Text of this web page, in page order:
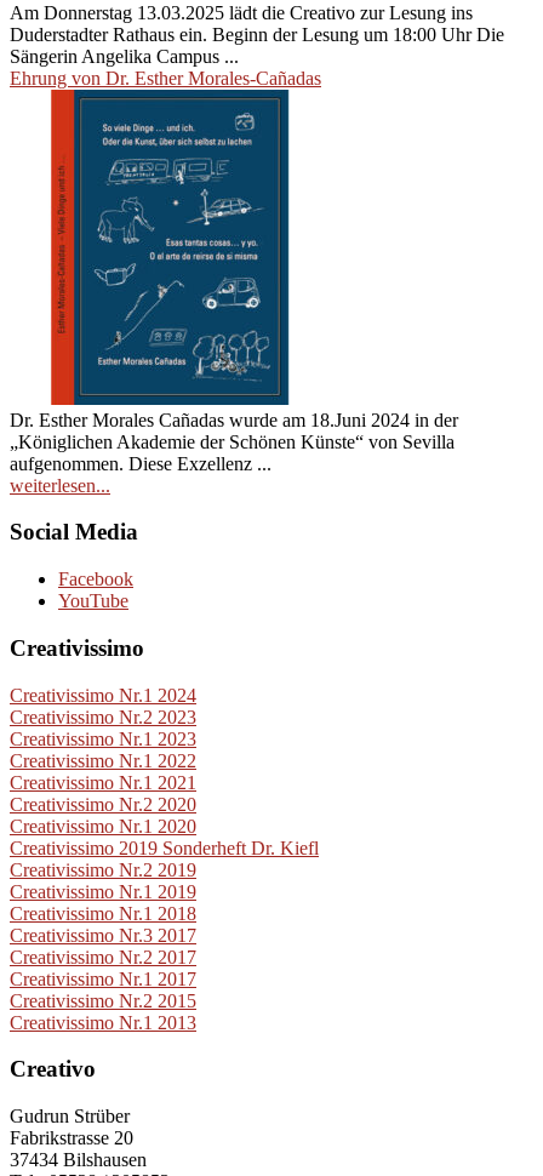
Am Donnerstag 13.03.2025 lädt die Creativo zur Lesung ins
Duderstadter Rathaus ein. Beginn der Lesung um 18:00 Uhr Die
Sängerin Angelika Campus ...
Ehrung von Dr. Esther Morales-Cañadas
Dr. Esther Morales Cañadas wurde am 18.Juni 2024 in der
„Königlichen Akademie der Schönen Künste“ von Sevilla
aufgenommen. Diese Exzellenz ...
weiterlesen...
Social Media
Facebook
YouTube
Creativissimo
Creativissimo Nr.1 2024
Creativissimo Nr.2 2023
Creativissimo Nr.1 2023
Creativissimo Nr.1 2022
Creativissimo Nr.1 2021
Creativissimo Nr.2 2020
Creativissimo Nr.1 2020
Creativissimo 2019 Sonderheft Dr. Kiefl
Creativissimo Nr.2 2019
Creativissimo Nr.1 2019
Creativissimo Nr.1 2018
Creativissimo Nr.3 2017
Creativissimo Nr.2 2017
Creativissimo Nr.1 2017
Creativissimo Nr.2 2015
Creativissimo Nr.1 2013
Creativo
Gudrun Strüber
Fabrikstrasse 20
37434 Bilshausen